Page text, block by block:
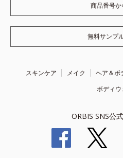
商品番号か
無料サンプ
スキンケア メイク ヘア＆ボ
ボディウ
ORBIS SNS公